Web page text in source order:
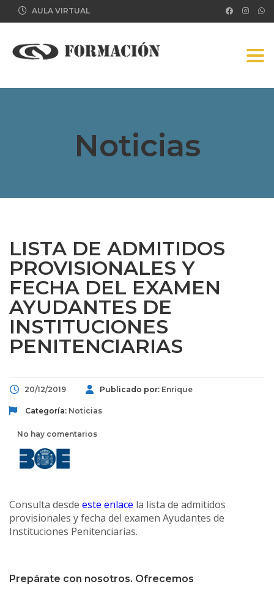
AULA VIRTUAL
Noticias
LISTA DE ADMITIDOS
PROVISIONALES Y
FECHA DEL EXAMEN
AYUDANTES DE
INSTITUCIONES
PENITENCIARIAS
20/12/2019 Publicado por: Enrique
Categoría: Noticias
No hay comentarios
Consulta desde este enlace la lista de admitidos
provisionales y fecha del examen Ayudantes de
Instituciones Penitenciarias.
Prepárate con nosotros. Ofrecemos